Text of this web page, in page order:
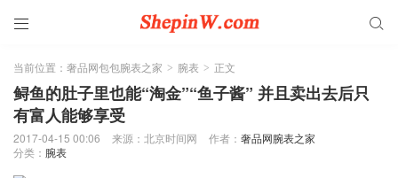
 
当前位置： 奢品网包包腕表之家 > 腕表 > 正文
鲟鱼的肚子里也能“淘金”“鱼子酱” 并且卖出去后只
有富人能够享受
2017-04-15 00:06 来源：北京时间网 作者： 奢品网腕表之家
分类： 腕表